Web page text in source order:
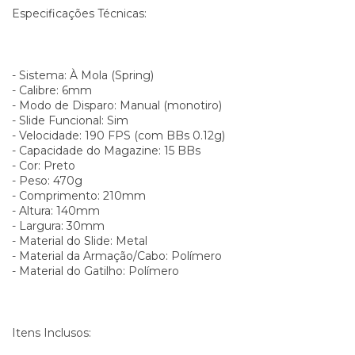
Especificações Técnicas:
- Sistema: À Mola (Spring)
- Calibre: 6mm
- Modo de Disparo: Manual (monotiro)
- Slide Funcional: Sim
- Velocidade: 190 FPS (com BBs 0.12g)
- Capacidade do Magazine: 15 BBs
- Cor: Preto
- Peso: 470g
- Comprimento: 210mm
- Altura: 140mm
- Largura: 30mm
- Material do Slide: Metal
- Material da Armação/Cabo: Polímero
- Material do Gatilho: Polímero
Itens Inclusos: